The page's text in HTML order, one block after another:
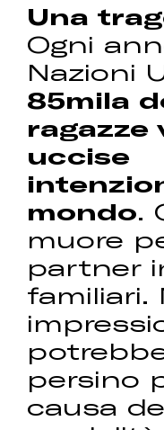
Una
Ogni
Nazioni
85mila
ragazze
uccise
mondo.
muore
partner
familiari.
persino
causa